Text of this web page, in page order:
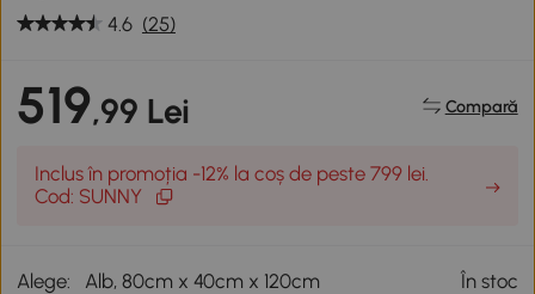
4.6 (25)
519,99 Lei Compară
Inclus în promoția -12% la coș de peste 799 lei.
Cod: SUNNY
Alege: Alb, 80cm x 40cm x 120cm În stoc